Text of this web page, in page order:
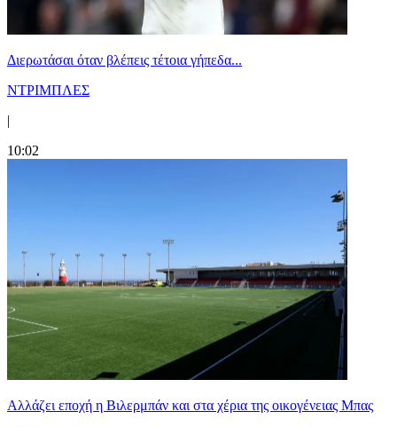
Διερωτάσαι όταν βλέπεις τέτοια γήπεδα...
ΝΤΡΙΜΠΛΕΣ
|
10:02
Aλλάζει εποχή η Βιλερμπάν και στα χέρια της οικογένειας Μπας